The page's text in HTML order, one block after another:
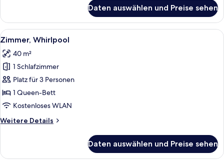
Zimmer
Daten auswählen und Preise sehen
Alle
Fotos
für
Zimmer,
Whirlpool
anzeigen
Ein Hotelzimmer mit einem großen
6
Zimmer, Whirlpool
40 m²
1 Schlafzimmer
Platz für 3 Personen
1 Queen-Bett
Kostenloses WLAN
Weitere Details
Weitere
Whirlpool
Daten auswählen und Preise sehen